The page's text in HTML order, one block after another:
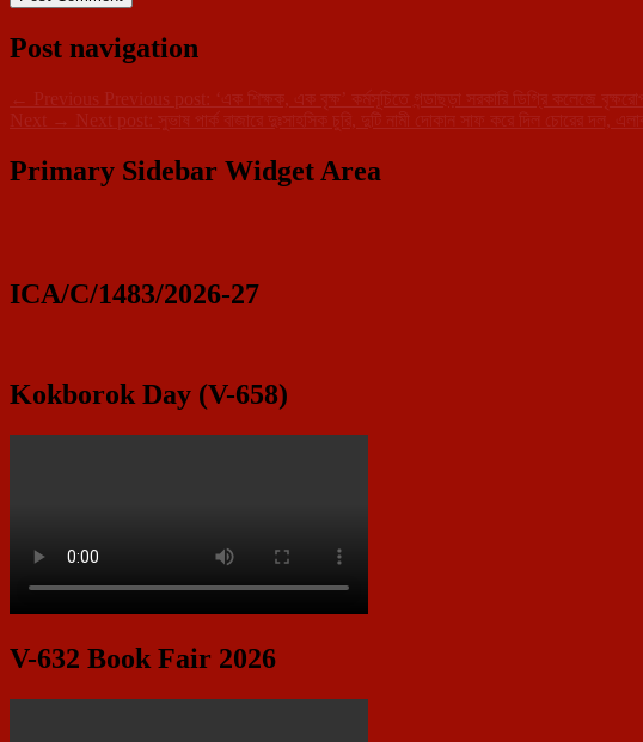
Post navigation
← Previous Previous post:
‘এক শিক্ষক, এক বৃক্ষ’ কর্মসূচিতে গন্ডাছড়া সরকারি ডিগ্রি কলেজে
Next → Next post: সুভাষ পার্ক বাজারে দুঃসাহসিক চুরি, দুটি নামী দোকান সাফ করে দিল চোরের দল,
Primary Sidebar Widget Area
ICA/C/1483/2026-27
Kokborok Day (V-658)
V-632 Book Fair 2026